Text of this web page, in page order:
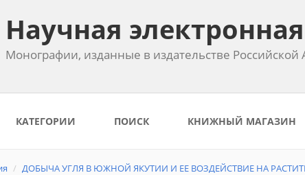
Научная
Монографии, изданные в издательстве Российской
КАТЕГОРИИ ПОИСК КНИЖНЫЙ МАГАЗИН
ДОБЫЧА УГЛЯ В ЮЖНОЙ ЯКУТИИ И ЕЕ ВОЗДЕЙСТВИЕ НА